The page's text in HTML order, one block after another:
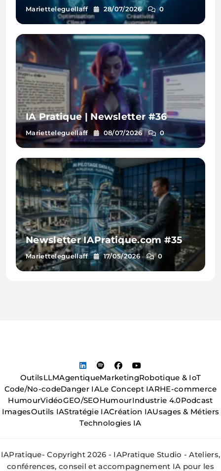
Marietteleguellaff 28/07/2026 0
IA Pratique | Newsletter #36
Marietteleguellaff 08/07/2026 0
Newsletter IAPratique.com #35
Marietteleguellaff 17/05/2026 0
OutilsLLMAgentiqueMarketingRobotique & IoT
Code/No-codeDanger IALe Concept IARHE-commerce
HumourVidéoGEO/SEOHumourIndustrie 4.0Podcast
ImagesOutils IAStratégie IACréation IAUsages & Métiers
Technologies IA
IAPratique- Copyright 2026 - IAPratique Studio - Ateliers,
conférences, conseil et accompagnement IA pour les